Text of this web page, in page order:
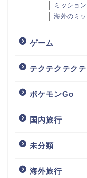
ミッショ
海外のミ
ゲーム
テクテクテクテ
ポケモンGo
国内旅行
未分類
海外旅行